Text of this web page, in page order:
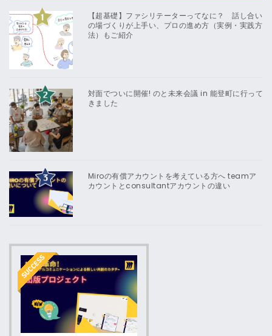
【超基礎】ファシリテーターってなに？ 話し合い
の場づくりが上手い、プロの進め方（実例・実践方
法）もご紹介
対面でついに開催! のと未来会議 in 能登町に行って
きました
Miroの有償アカウントを考えている方へ teamア
カウントとconsultantアカウントの違い